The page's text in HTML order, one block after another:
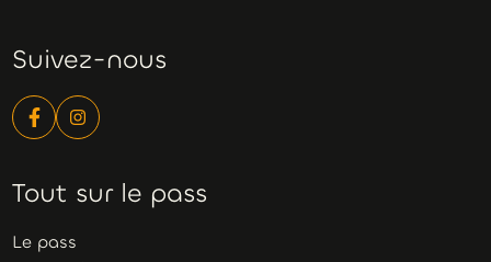
Suivez-nous
Tout sur le pass
Le pass